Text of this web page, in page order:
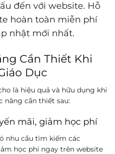
đến với website. Hỗ
hoàn toàn miễn phí
nhật mới nhất.
Cần Thiết Khi
Dục
là hiệu quả và hữu dụng khi
năng cần thiết sau:
mãi, giảm học phí
nhu cầu tìm kiếm các
học phí ngay trên website